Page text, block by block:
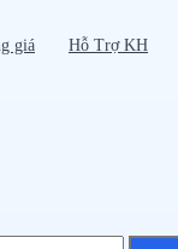
giá Hỗ Trợ KH